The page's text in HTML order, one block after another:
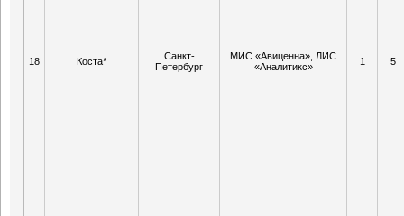
18 Коста*
Санкт-
Петербург
МИС «Авиценна», ЛИС
«Аналитикс»
1 5